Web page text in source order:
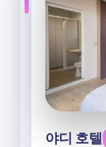
야디 호텔